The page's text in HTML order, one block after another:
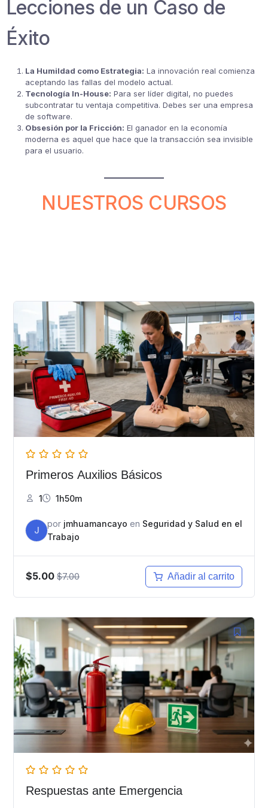
Lecciones de un Caso de
Éxito
La Humildad como Estrategia: La innovación real comienza
aceptando las fallas del modelo actual.
Tecnología In-House: Para ser líder digital, no puedes
subcontratar tu ventaja competitiva. Debes ser una empresa
de software.
Obsesión por la Fricción: El ganador en la economía
moderna es aquel que hace que la transacción sea invisible
para el usuario.
NUESTROS CURSOS
Primeros Auxilios Básicos
1 1h50m
J
por jmhuamancayo en Seguridad y Salud en el
Trabajo
$5.00 $7.00 Añadir al carrito
Respuestas ante Emergencia